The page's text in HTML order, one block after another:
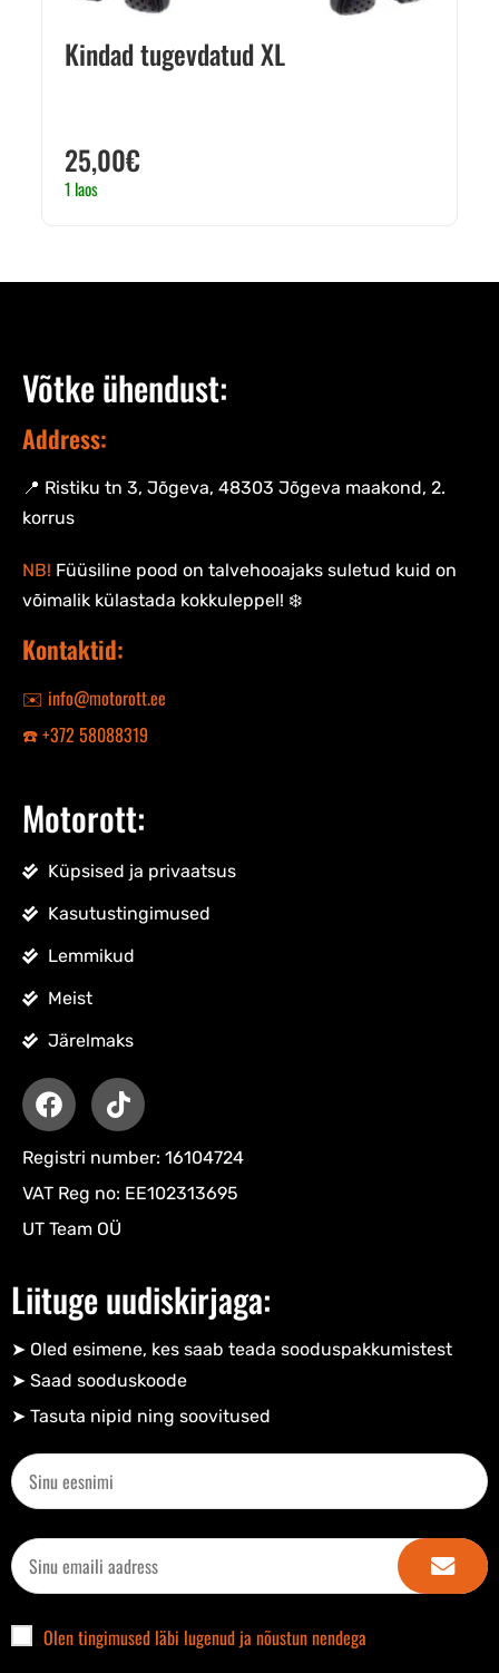
Kindad tugevdatud XL
25,00€
1 laos
Võtke ühendust:
Address:
📍 Ristiku tn 3, Jõgeva, 48303 Jõgeva maakond, 2.
korrus
NB! Füüsiline pood on talvehooajaks suletud kuid on
võimalik külastada kokkuleppel! ❄️
Kontaktid:
✉️ info@motorott.ee
☎️ +372 58088319
Motorott:
Küpsised ja privaatsus
Kasutustingimused
Lemmikud
Meist
Järelmaks
Registri number: 16104724
VAT Reg no: EE102313695
UT Team OÜ
Liituge uudiskirjaga:
➤ Oled esimene, kes saab teada sooduspakkumistest
➤ Saad sooduskoode​
➤ Tasuta nipid ning soovitused​
Olen tingimused läbi lugenud ja nõustun nendega